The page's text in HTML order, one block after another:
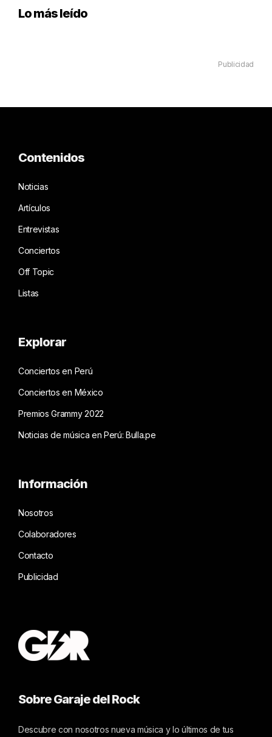
Lo más leído
Publicidad
Contenidos
Noticias
Artículos
Entrevistas
Conciertos
Off Topic
Listas
Explorar
Conciertos en Perú
Conciertos en México
Premios Grammy 2022
Noticias de música en Perú: Bulla.pe
Información
Nosotros
Colaboradores
Contacto
Publicidad
Sobre Garaje del Rock
Descubre con nosotros nueva música y lo últimos de tus